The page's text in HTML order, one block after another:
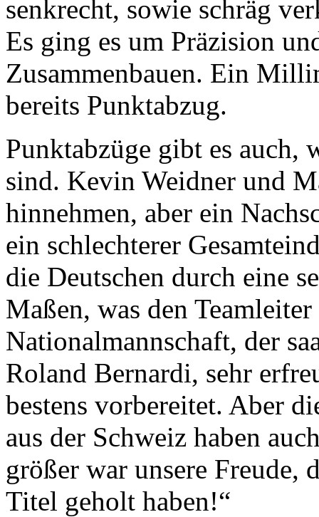
senkrecht, sowie schräg
Es ging es um Präzision
Zusammenbauen. Ein
bereits Punktabzug.
Punktabzüge gibt es auch,
sind. Kevin Weidner und
hinnehmen, aber ein
ein schlechterer
die Deutschen durch eine
Maßen, was den
Nationalmannschaft, der
Roland Bernardi, sehr
bestens vorbereitet. Aber
aus der Schweiz haben
größer war unsere Freude,
Titel geholt haben!“